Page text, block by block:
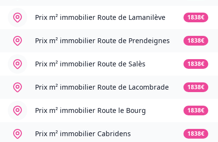
Prix m² immobilier Route de Lamanilève 1838€
Prix m² immobilier Route de Prendeignes 1838€
Prix m² immobilier Route de Salès 1838€
Prix m² immobilier Route de Lacombrade 1838€
Prix m² immobilier Route le Bourg 1838€
Prix m² immobilier Cabridens 1838€